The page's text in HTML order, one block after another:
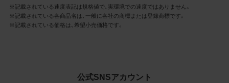
2.利用許諾
の報道・解説に利用する場合に限り商品写
※記載されている速度表記は規格値で、実環境での速度ではありません。
※記載されている各商品名は、一般に各社の商標または登録商標です。
※記載されている価格は、希望小売価格です。
公式SNSアカウント